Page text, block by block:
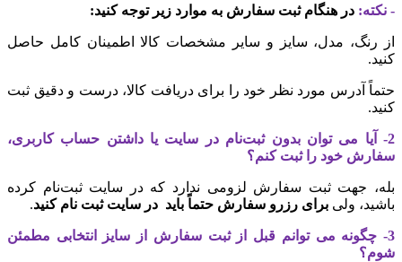
- نکته: در هنگام ثبت سفارش به موارد زیر توجه کنید:
از رنگ، مدل، سایز و سایر مشخصات کالا اطمینان کامل حاصل
کنید.
حتماً آدرس مورد نظر خود را برای دریافت کالا، درست و دقیق ثبت
کنید.
2-
آیا می توان بدون ثبت‌نام در سایت یا داشتن حساب کاربری،
سفارش خود را ثبت کنم؟
بله، جهت ثبت سفارش لزومی ندارد که در سایت ثبت‌نام کرده
باشید، ولی برای رزرو سفارش حتماً باید در سایت ثبت نام کنید.
3- چگونه می توانم قبل از ثبت سفارش از سایز انتخابی مطمئن
شوم؟